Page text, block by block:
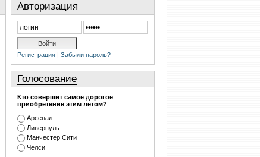
Авторизация
Регистрация | Забыли пароль?
Голосование
Кто совершит самое дорогое
приобретение этим летом?
Арсенал
Ливерпуль
Манчестер Сити
Челси